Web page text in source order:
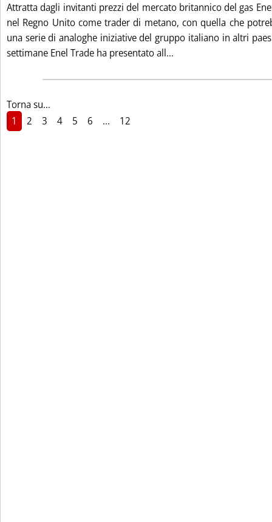
Attratta dagli invitanti prezzi del mercato britannico del gas
nel Regno Unito come trader di metano, con quella che
una serie di analoghe iniziative del gruppo italiano in altri
settimane Enel Trade ha presentato all...
Torna su...
1
2 3 4 5 6 ... 12